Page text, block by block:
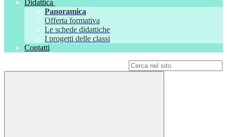
Didattica
Panoramica
Offerta formativa
Le schede didattiche
I progetti delle classi
Contatti